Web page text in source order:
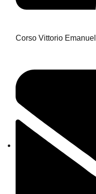
Corso Vittorio